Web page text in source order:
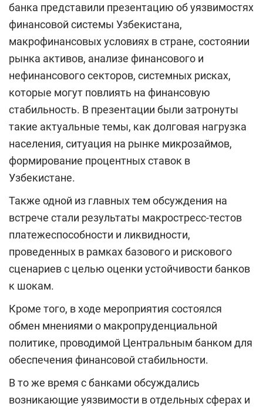
банка представили презентацию об уязвимостях
финансовой системы Узбекистана,
макрофинансовых условиях в стране, состоянии
рынка активов, анализе финансового и
нефинансового секторов, системных рисках,
которые могут повлиять на финансовую
стабильность. В презентации были затронуты
такие актуальные темы, как долговая нагрузка
населения, ситуация на рынке микрозаймов,
формирование процентных ставок в
Узбекистане.
Также одной из главных тем обсуждения на
встрече стали результаты макростресс-тестов
платежеспособности и ликвидности,
проведенных в рамках базового и рискового
сценариев с целью оценки устойчивости банков
к шокам.
Кроме того, в ходе мероприятия состоялся
обмен мнениями о макропруденциальной
политике, проводимой Центральным банком для
обеспечения финансовой стабильности.
В то же время с банками обсуждались
возникающие уязвимости в отдельных сферах и